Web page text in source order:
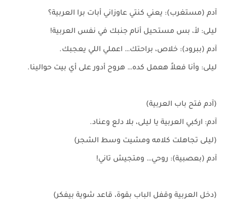
آدم (مستغرب): يعني كنتي عاوزاني أبات برا العربية؟
ليلى: لأ، بس مستحيل أنام جنبك في نفس العربية!
آدم (ببرود): خلاص، براحتك… اعملي اللي يعجبك.
ليلى: وأنا فعلاً هعمل كده… هروح أدور على أي بيت حوالينا.
(آدم فتح باب العربية)
آدم: اركبي العربية يا ليلى، بلا دلع وعناد.
(ليلى تجاهلت كلامه ومشيت وسط الشجر)
آدم (بعصبية): روحي… ومتجيش تاني!
(دخل العربية وقفل الباب بقوة، قاعد شوية بيفكر)